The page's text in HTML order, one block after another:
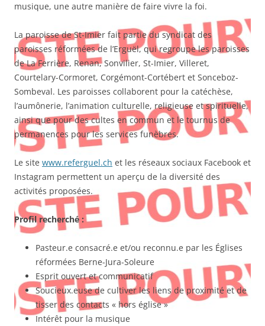
musique, une autre manière de faire vivre la foi.
La paroisse de St-Imier fait partie du syndicat des
paroisses réformées de l’Erguël, qui regroupe les paroisses
de La Ferrière, Renan, Sonvilier, St-Imier, Villeret,
Courtelary-Cormoret, Corgémont-Cortébert et Sonceboz-
Sombeval. Les paroisses collaborent pour la catéchèse,
l’aumônerie, l’animation culturelle, religieuse et spirituelle,
ainsi que pour des cultes en commun et le tournus de
permanences pour les services funèbres.
Le site www.referguel.ch et les réseaux sociaux Facebook et
Instagram permettent un aperçu de la diversité des
activités proposées.
Profil recherché :
Pasteur.e consacré.e et/ou reconnu.e par les Églises
réformées Berne-Jura-Soleure
Esprit ouvert et communicatif
Soucieux.euse de cultiver les liens de proximité et de
tisser des contacts « hors église »
Intérêt pour la musique